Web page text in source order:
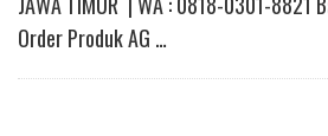
Order Produk AG …